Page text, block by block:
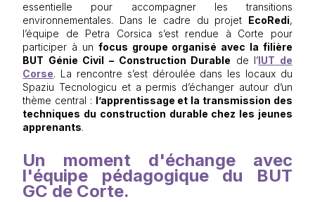
essentielle pour accompagner les transitions
environnementales. Dans le cadre du projet EcoRedi,
l’équipe de Petra Corsica s’est rendue à Corte pour
participer à un focus groupe organisé avec la filière
BUT Génie Civil – Construction Durable de l’IUT de
Corse. La rencontre s’est déroulée dans les locaux du
Spaziu Tecnologicu et a permis d’échanger autour d’un
thème central : l’apprentissage et la transmission des
techniques du construction durable chez les jeunes
apprenants.
Un moment d'échange avec
l'équipe pédagogique du BUT
GC de Corte.